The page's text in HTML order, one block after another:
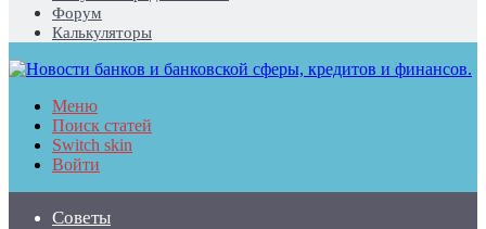
Форум
Калькуляторы
Меню
Поиск статей
Switch skin
Войти
Советы